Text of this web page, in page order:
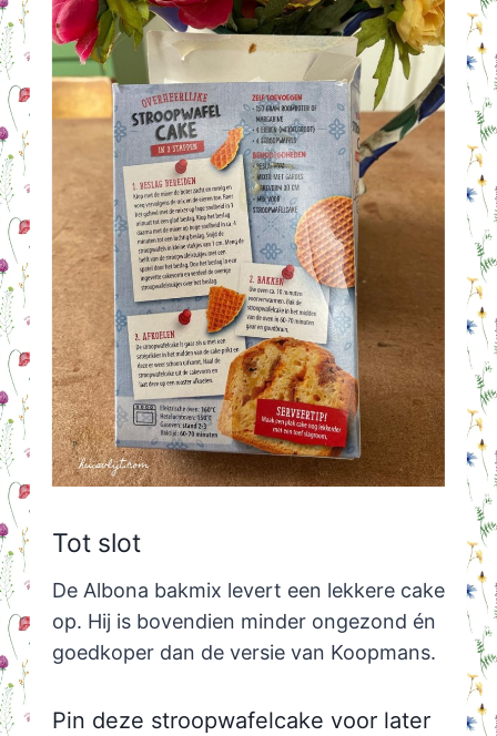
Tot slot
De Albona bakmix levert een lekkere cake
op. Hij is bovendien minder ongezond én
goedkoper dan de versie van Koopmans.
Pin deze stroopwafelcake voor later